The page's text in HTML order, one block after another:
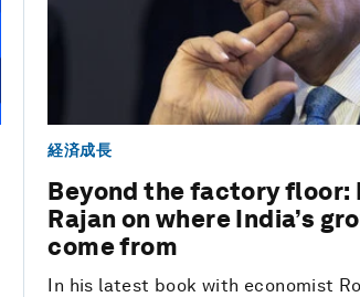
経済成長
Beyond the factory floor:
Rajan on where India’s
come from
In his latest book with economist